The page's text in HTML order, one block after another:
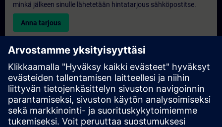
minkä jälkeen sinulle lähetetään hintatarjous sähköpostitse.
Anna tarjous
Yksinomainen koulutustiedustelu
Täytä alla oleva kyselylomake, jos haluat tarjouksen
yksinoikeudella järjestettävästä koulutuksesta joko paikan
päällä, virtuaalisesti tai SITRAIN-koulutuskeskuksessamme.
Tämäntyyppinen pyyntö sopii suuremmille ryhmille (vähintään 6
henkilöä). Kun olet antanut yhteystietosi ja koulutustarpeesi,